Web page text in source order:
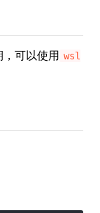
可以使用 wsl